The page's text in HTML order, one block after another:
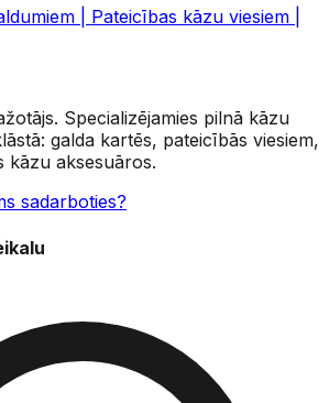
| Pateicības kāzu viesiem |
Specializējamies pilnā kāzu
galda kartēs, pateicībās viesiem,
kāzu aksesuāros.
sadarboties?